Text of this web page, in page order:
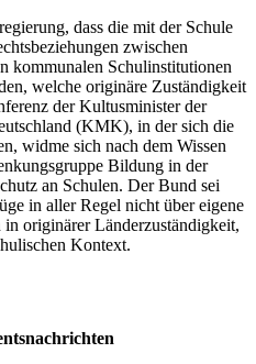
dass die mit der Schule
zwischen
kommunalen Schulinstitutionen
welche originäre Zuständigkeit
der Kultusminister der
(KMK), in der sich die
widme sich nach dem Wissen
Bildung in der
an Schulen. Der Bund sei
in aller Regel nicht über eigene
originärer Länderzuständigkeit,
Kontext.